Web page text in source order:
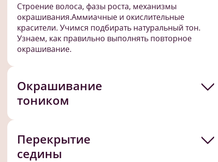
Строение волоса, фазы роста, механизмы
окрашивания.Аммиачные и окислительные
красители. Учимся подбирать натуральный тон.
Узнаем, как правильно выполнять повторное
окрашивание.
Окрашивание
тоником
Перекрытие
седины